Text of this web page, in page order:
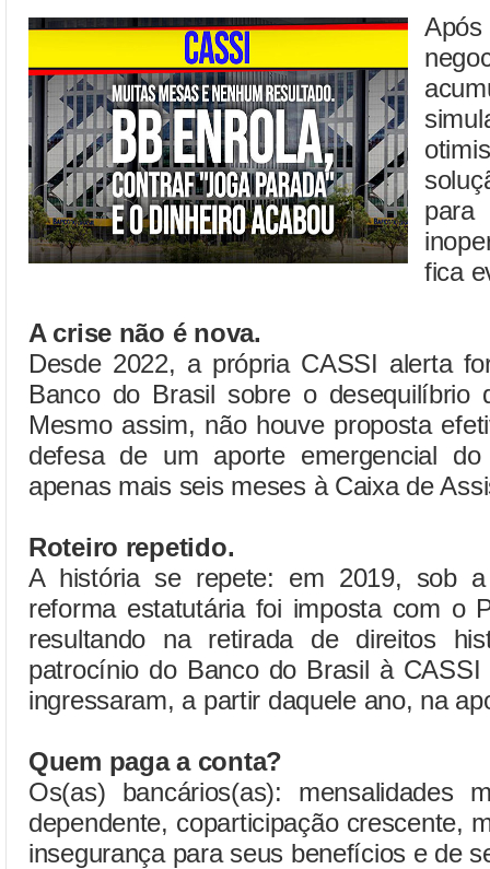
fica
A crise não é nova.
Desde 2022, a própria CASSI alerta
Banco do Brasil sobre o desequilíbrio
Mesmo assim, não houve proposta
defesa de um aporte emergencial
apenas mais seis meses à Caixa de
Roteiro repetido.
A história se repete: em 2019, sob
reforma estatutária foi imposta com o
resultando na retirada de direitos
patrocínio do Banco do Brasil à
ingressaram, a partir daquele ano, na
Quem paga a conta?
Os(as) bancários(as): mensalidades
dependente, coparticipação crescente,
insegurança para seus benefícios e de